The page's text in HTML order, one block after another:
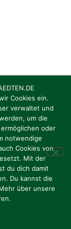
Cookies ein.
verwaltet und
um die
ermöglichen oder
notwendige
Cookies von
Mit der
du dich damit
Du kannst die
über unsere